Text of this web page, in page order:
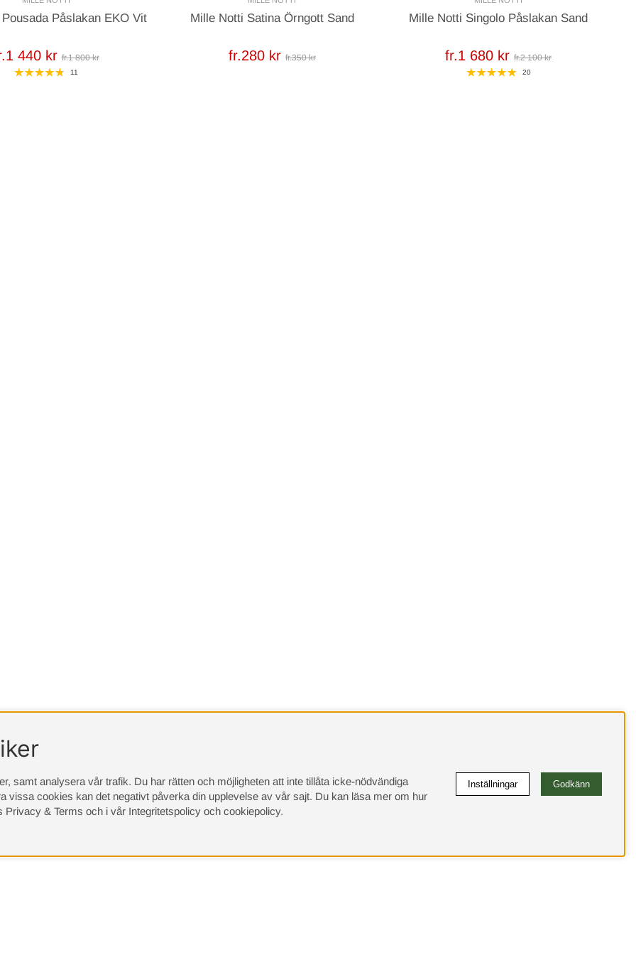
Påslakan EKO Vit
440 kr fr.1 800 kr
11
Mille Notti Satina Örngott Sand
fr.280 kr fr.350 kr
Mille Notti Singolo Påslakan Sand
fr.1 680 kr fr.2 100 kr
20
samt analysera vår trafik. Du har rätten och möjligheten att inte tillåta icke-nödvändiga
vissa cookies kan det negativt påverka din upplevelse av vår sajt. Du kan läsa mer om hur
Privacy & Terms och i vår Integritetspolicy och cookiepolicy.
Inställningar Godkänn